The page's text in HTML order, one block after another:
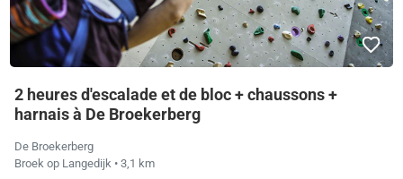
2 heures d'escalade et de bloc + chaussons +
harnais à De Broekerberg
De Broekerberg
Broek op Langedijk • 3,1 km